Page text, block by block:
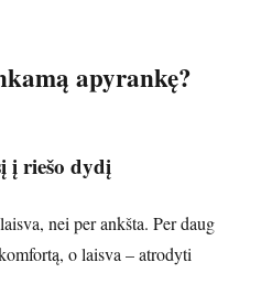
apyrankę?
į riešo dydį
nei per ankšta. Per daug
o laisva – atrodyti